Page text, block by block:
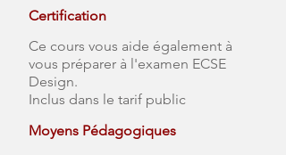
Certification
Ce cours vous aide également à
vous préparer à l'examen ECSE
Design.
Inclus dans le tarif public
Moyens Pédagogiques